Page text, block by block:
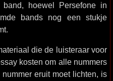
hoewel Persefone in
bands nog een stukje
die de luisteraar voor
kosten om alle nummers
eruit moet lichten, is